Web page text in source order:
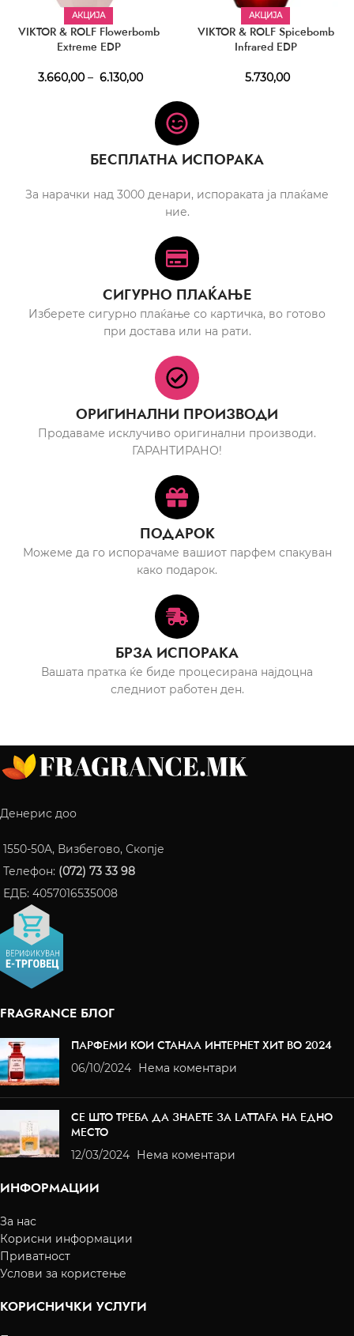
АКЦИЈА
VIKTOR & ROLF Flowerbomb
Extreme EDP
3.660,00 – 6.130,00
АКЦИЈА
VIKTOR & ROLF Spicebomb
Infrared EDP
5.730,00
БЕСПЛАТНА ИСПОРАКА
За нарачки над 3000 денари, испораката ја плаќаме
ние.
СИГУРНО ПЛАЌАЊЕ
Изберете сигурно плаќање со картичка, во готово
при достава или на рати.
ОРИГИНАЛНИ ПРОИЗВОДИ
Продаваме исклучиво оригинални производи.
ГАРАНТИРАНО!
ПОДАРОК
Можеме да го испорачаме вашиот парфем спакуван
како подарок.
БРЗА ИСПОРАКА
Вашата пратка ќе биде процесирана најдоцна
следниот работен ден.
Денерис доо
1550-50A, Визбегово, Скопје
Телефон: (072) 73 33 98
ЕДБ: 4057016535008
FRAGRANCE БЛОГ
ПАРФЕМИ КОИ СТАНАА ИНТЕРНЕТ ХИТ ВО 2024
06/10/2024 Нема коментари
СЕ ШТО ТРЕБА ДА ЗНАЕТЕ ЗА LATTAFA НА ЕДНО
МЕСТО
12/03/2024 Нема коментари
ИНФОРМАЦИИ
За нас
Корисни информации
Приватност
Услови за користење
КОРИСНИЧКИ УСЛУГИ